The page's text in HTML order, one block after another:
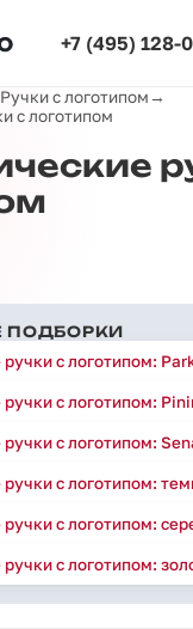
+7 (495) 128-
Ручки с логотипом→
с логотипом
ПОДБОРКИ
с логотипом:
с логотипом:
с логотипом:
с логотипом:
с логотипом:
с логотипом: